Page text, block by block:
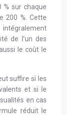
% sur chaque
200 %. Cette
de l’un des
le coût le
suffire si les
et si le
en cas
réduit le